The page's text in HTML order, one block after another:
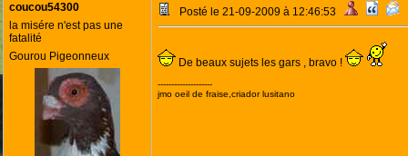
coucou54300
la misére n'est pas une
fatalité
Gourou Pigeonneux
Posté le 21-09-2009 à 12:46:53
De beaux sujets les gars , bravo !
--------------------
jmo oeil de fraise,criador lusitano